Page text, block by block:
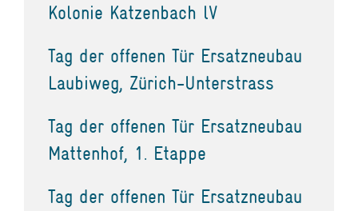
Kolonie Katzenbach lV
Tag der offenen Tür Ersatzneubau
Laubiweg, Zürich-Unterstrass
Tag der offenen Tür Ersatzneubau
Mattenhof, 1. Etappe
Tag der offenen Tür Ersatzneubau